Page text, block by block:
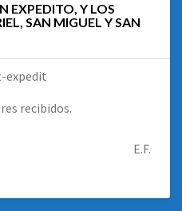
EXPEDITO, Y LOS
SAN MIGUEL Y SAN
recibidos.
E.F.